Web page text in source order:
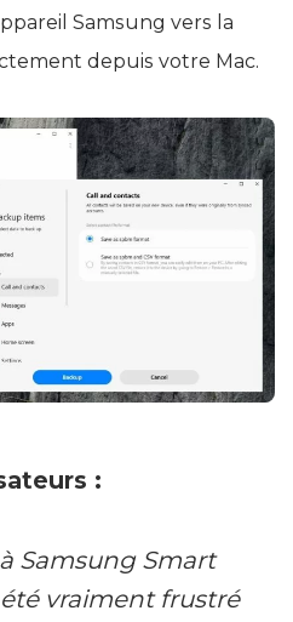
Samsung vers la
depuis votre Mac.
:
Samsung Smart
vraiment frustré